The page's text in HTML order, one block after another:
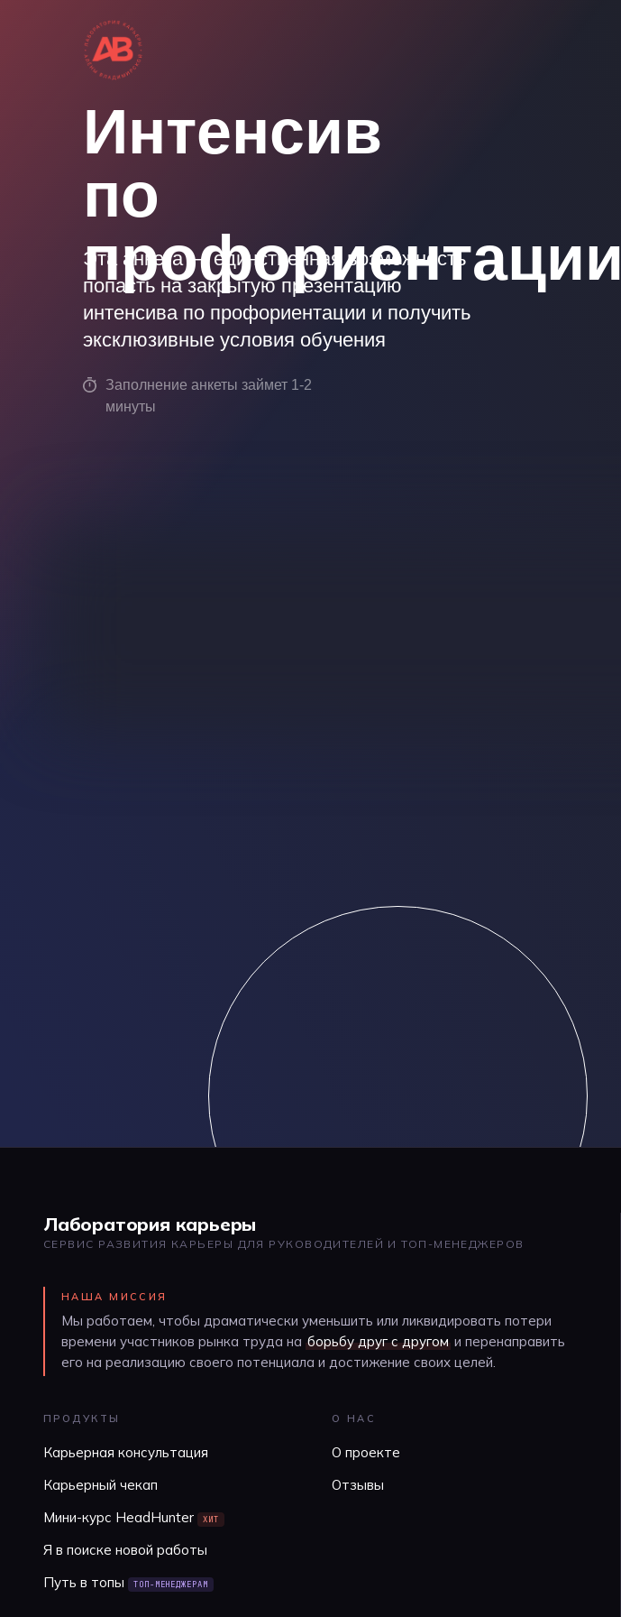
Эта анкета — единственная возможность
попасть на закрытую презентацию
интенсива по профориентации и получить
эксклюзивные условия обучения
Заполнение анкеты займет 1-2
минуты
Интенсив
по
профориентации
Лаборатория карьеры
СЕРВИС РАЗВИТИЯ КАРЬЕРЫ ДЛЯ РУКОВОДИТЕЛЕЙ И ТОП-МЕНЕДЖЕРОВ
НАША МИССИЯ
Мы работаем, чтобы драматически уменьшить или ликвидировать потери
времени участников рынка труда на борьбу друг с другом и перенаправить
его на реализацию своего потенциала и достижение своих целей.
ПРОДУКТЫ
Карьерная консультация
Карьерный чекап
Мини-курс HeadHunter
ХИТ
Я в поиске новой работы
Путь в топы
ТОП-МЕНЕДЖЕРАМ
О НАС
О проекте
Отзывы